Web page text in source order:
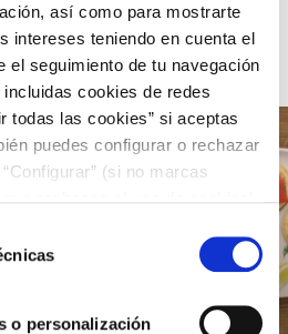
así como para mostrarte
intereses teniendo en cuenta el
el seguimiento de tu navegación
cookies de redes
todas las cookies” si aceptas
puedes configurar o rechazar
(si no marcas
o personalización